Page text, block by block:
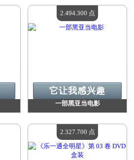
现有数量：4
一部黑亚当电影
现有数量：4
它让我感兴趣
2.494.300 点
2.327.700 点